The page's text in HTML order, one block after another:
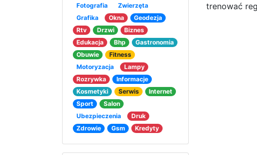
Fotografia
Zwierzęta
Grafika
Okna
Geodezja
Rtv
Drzwi
Biznes
Edukacja
Bhp
Gastronomia
Obuwie
Fitness
Motoryzacja
Lampy
Rozrywka
Informacje
Kosmetyki
Serwis
Internet
Sport
Salon
Ubezpieczenia
Druk
Zdrowie
Gsm Kredyty
trenować